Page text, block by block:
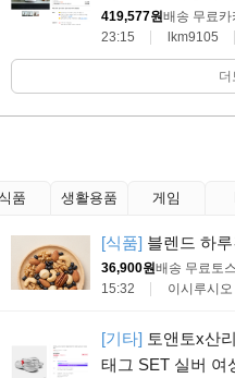
419,577원배송 무료 카
23:15
lkm9105
더
품 생활용품 게임
[식품] 블렌드 하
36,900원배송 무료 토
15:32
이시루시오
[기타] 토앤토x산
태그 SET 실버 여